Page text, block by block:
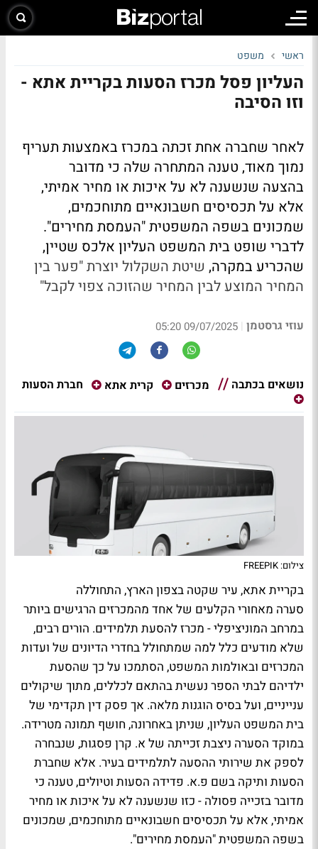
ראשי משפט
העליון פסל מכרז הסעות בקריית אתא -
וזו הסיבה
לאחר שחברה אחת זכתה במכרז באמצעות תעריף
נמוך מאוד, טענה המתחרה שלה כי מדובר
בהצעה שנשענה לא על איכות או מחיר אמיתי,
אלא על תכסיסים חשבונאיים מתוחכמים,
שמכונים בשפה המשפטית "העמסת מחירים".
לדברי שופט בית המשפט העליון אלכס שטיין,
שהכריע במקרה, שיטת השקלול יוצרת "פער בין
המחיר המוצע לבין המחיר שהזוכה צפוי לקבל"
עוזי גרסטמן |
09/07/2025 05:20
נושאים בכתבה מכרזים קרית אתא חברת הסעות
צילום: FREEPIK
בקריית אתא, עיר שקטה בצפון הארץ, התחוללה
סערה מאחורי הקלעים של אחד מהמכרזים הרגישים ביותר
במרחב המוניציפלי - מכרז להסעת תלמידים. הורים רבים,
שלא מודעים כלל למה שמתחולל בחדרי הדיונים של ועדות
המכרזים ובאולמות המשפט, הסתמכו על כך שהסעת
ילדיהם לבתי הספר נעשית בהתאם לכללים, מתוך שיקולים
ענייניים, ועל בסיס הוגנות מלאה. אך פסק דין תקדימי של
בית המשפט העליון, שניתן באחרונה, חושף תמונה מטרידה.
במוקד הסערה ניצבת זכייתה של א. קרן פסגות, שנבחרה
לספק את שירותי ההסעה לתלמידים בעיר. אלא שחברת
הסעות ותיקה בשם פ.א. פדידה הסעות וטיולים, טענה כי
מדובר בזכייה פסולה - כזו שנשענה לא על איכות או מחיר
אמיתי, אלא על תכסיסים חשבונאיים מתוחכמים, שמכונים
בשפה המשפטית "העמסת מחירים".